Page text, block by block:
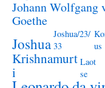
Johann Wolfgang
Goethe
Joshua
Joshua/23/
33
us
Krishnamurt
i
Laot
se